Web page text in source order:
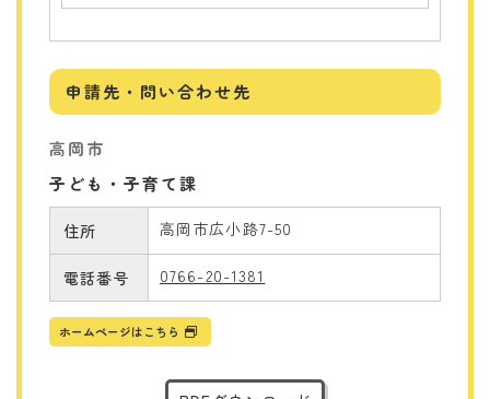
申請先・問い合わせ先
高岡市
子ども・子育て課
住所 高岡市広小路7-50
電話番号 0766-20-1381
ホームページはこちら